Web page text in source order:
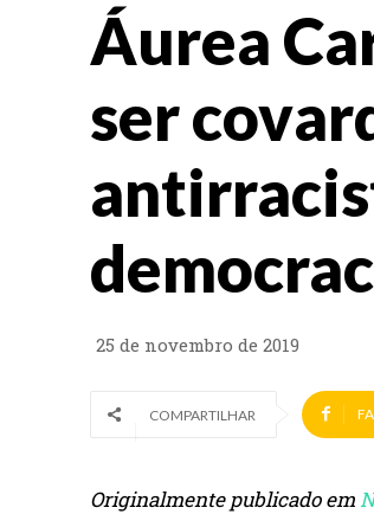
Áurea
ser
25 de novembro de 2019
COMPARTILHAR
Originalmente publicado em